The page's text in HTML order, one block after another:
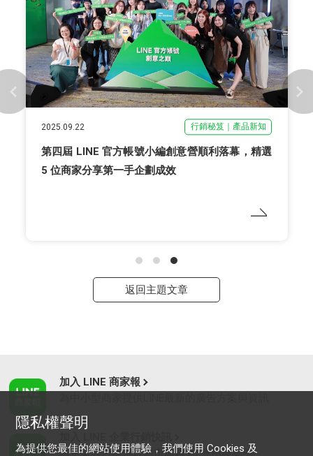
2025.09.22 行銷秘笈｜產品新知
第四屆 LINE 官方帳號小編創意營順利落幕，精選
5 位商家分享第一手企劃成效
返回主題文章
加入 LINE 商家報
為企業客戶提供最新市場趨勢, 應用與案例
隱私權聲明
為提供您最佳的網站使用體驗，我們使用 Cookies 及